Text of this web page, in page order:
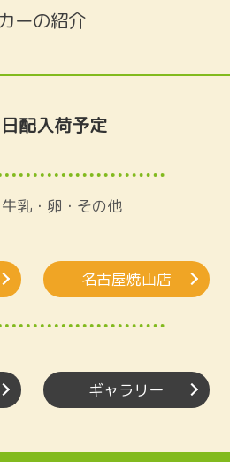
ーの紹介
日配入荷予定
乳・卵・その他
名古屋焼山店
ギャラリー